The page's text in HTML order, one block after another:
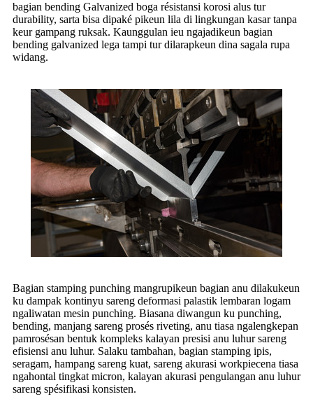
bagian bending Galvanized boga résistansi korosi alus tur
durability, sarta bisa dipaké pikeun lila di lingkungan kasar tanpa
keur gampang ruksak. Kaunggulan ieu ngajadikeun bagian
bending galvanized lega tampi tur dilarapkeun dina sagala rupa
widang.
Bagian stamping punching mangrupikeun bagian anu dilakukeun
ku dampak kontinyu sareng deformasi palastik lembaran logam
ngaliwatan mesin punching. Biasana diwangun ku punching,
bending, manjang sareng prosés riveting, anu tiasa ngalengkepan
pamrosésan bentuk kompleks kalayan presisi anu luhur sareng
efisiensi anu luhur. Salaku tambahan, bagian stamping ipis,
seragam, hampang sareng kuat, sareng akurasi workpiecena tiasa
ngahontal tingkat micron, kalayan akurasi pengulangan anu luhur
sareng spésifikasi konsisten.